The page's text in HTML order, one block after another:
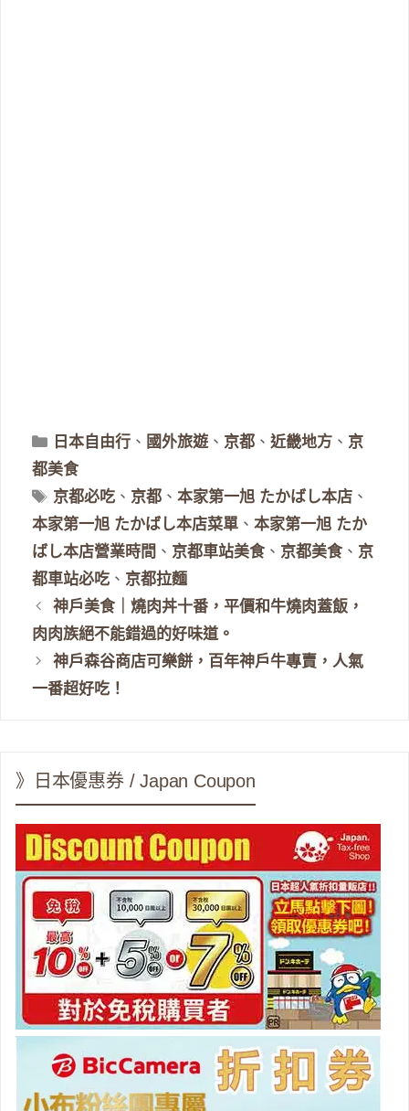
分
類
日本自由行 、 國外旅遊 、 京都 、近畿地方 、 京
都美食
標
籤
京都必吃 、 京都 、本家第一旭 たかばし本店 、
本家第一旭 たかばし本店菜單 、 本家第一旭 たか
ばし本店營業時間 、 京都車站美食、 京都美食、 京
都車站必吃 、 京都拉麵
神戶美食｜燒肉丼十番，平價和牛燒肉蓋飯，
肉肉族絕不能錯過的好味道。
神戶森谷商店可樂餅，百年神戶牛專賣，人氣
一番超好吃！
》日本優惠券 / Japan Coupon